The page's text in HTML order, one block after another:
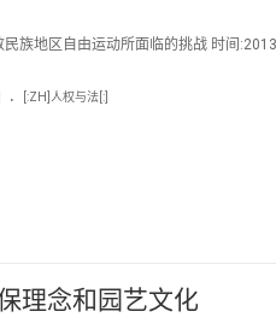
民族地区自由运动所面临的挑战 时间
. [:ZH]人权与法[:]
理念和园艺文化